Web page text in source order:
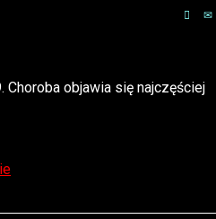
Choroba objawia się najczęściej